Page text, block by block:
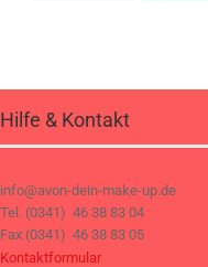
Hilfe & Kontakt
info@avon-dein-make-up.de
Tel. (0341) 46 38 83 04
Fax (0341) 46 38 83 05
Kontaktformular